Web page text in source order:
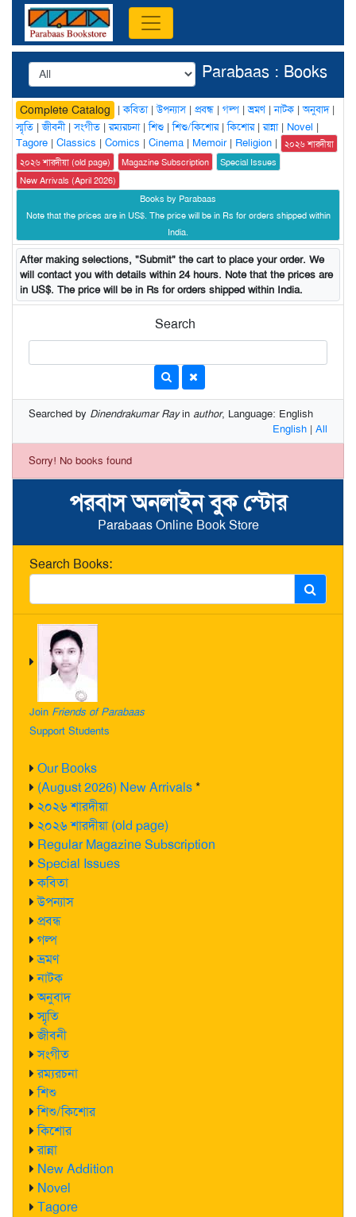
পরবাস অনলাইন বুক স্টোর
Parabaas Online Book Store
Search Books:
Join Friends of Parabaas
Support Students
Our Books
(August 2026) New Arrivals*
২০২৬ শারদীয়া
২০২৬ শারদীয়া (old page)
Regular Magazine Subscription
Special Issues
কবিতা
উপন্যাস
প্রবন্ধ
গল্প
ভ্রমণ
নাটক
অনুবাদ
স্মৃতি
জীবনী
সংগীত
রম্যরচনা
শিশু
শিশু/কিশোর
কিশোর
রান্না
New Addition
Novel
Tagore
Parabaas : Books
Complete Catalog |কবিতা|উপন্যাস| প্রবন্ধ | গল্প |ভ্রমণ|নাটক |অনুবাদ|
স্মৃতি |জীবনী|সংগীত |রম্যরচনা|শিশু |শিশু/কিশোর|কিশোর|রান্না| Novel |
Tagore | Classics | Comics | Cinema | Memoir| Religion |
২০২৬ শারদীয়া
২০২৬ শারদীয়া (old page)
Magazine Subscription
Special Issues
New Arrivals (April 2026)
Books by Parabaas
Note that the prices are in US$. The price will be in Rs for orders shipped within
India.
After making selections, "Submit" the cart to place your order. We
will contact you with details within 24 hours. Note that the prices are
in US$. The price will be in Rs for orders shipped within India.
Search
Searched by Dinendrakumar Rayin author, Language: English
English | All
Sorry! No books found